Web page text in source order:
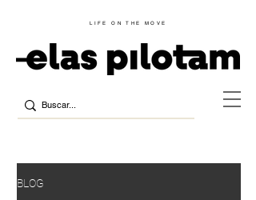
LIFE ON THE MOVE
BLOG